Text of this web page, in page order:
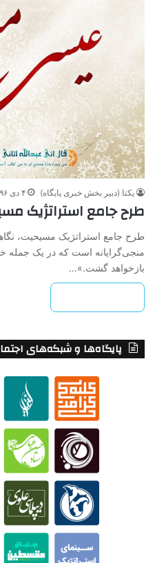
یکتا (دبیر بخش خبری پایگاه) ۴ دی ۱۳۹۶
طرح جامع استراتژیک
طرح جامع استراتژیک مسیحیت،
منجی‌گرایانه است که در یک
بازخواهد گشت.»…
پایگاه‌ها و شبکه‌های